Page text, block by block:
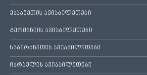
ესპანეთის ავიაბილეთები
გერმანიის ავიაბილეთები
საბერძნეთის ავიაბილეთები
ისრაელის ავიაბილეთები